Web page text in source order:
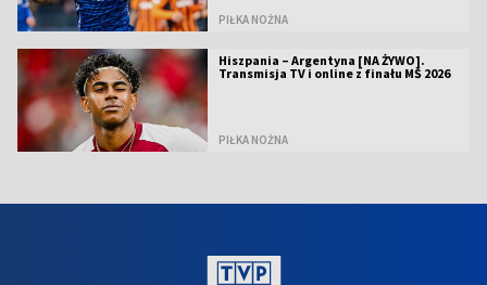
PIŁKA NOŻNA
Hiszpania – Argentyna [NA ŻYWO].
Transmisja TV i online z finału MŚ 2026
PIŁKA NOŻNA